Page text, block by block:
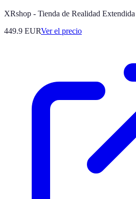
XRshop - Tienda de Realidad
449.9 EURVer el precio